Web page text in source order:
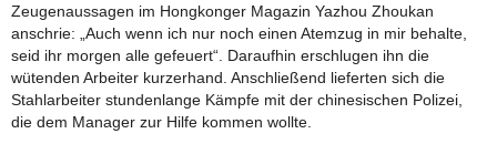
Zeugenaussagen im Hongkonger Magazin Yazhou Zhoukan
anschrie: „Auch wenn ich nur noch einen Atemzug in mir behalte,
seid ihr morgen alle gefeuert“. Daraufhin erschlugen ihn die
wütenden Arbeiter kurzerhand. Anschließend lieferten sich die
Stahlarbeiter stundenlange Kämpfe mit der chinesischen Polizei,
die dem Manager zur Hilfe kommen wollte.